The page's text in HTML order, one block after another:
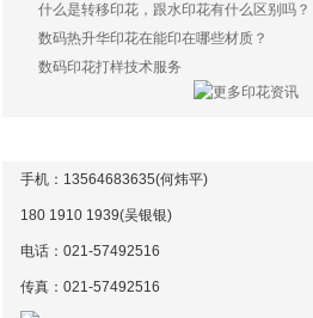
样一种印花方式吗？
什么是转移印花，跟水印花有什么区别吗？
数码热升华印花在能印在哪些材质？
数码印花打样技术服务
手机：13564683635(何炜平)
180 1910 1939(吴银银)
电话：021-57492516
传真：021-57492516